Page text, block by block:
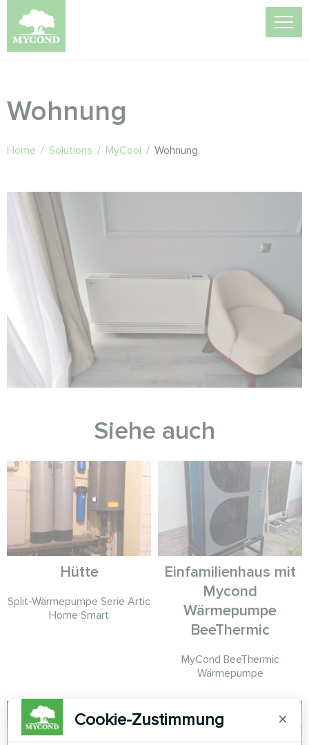
Wohnung
Home / Solutions / MyCool / Wohnung
Siehe auch
Hütte
Split-Wärmepumpe Serie Artic
Home Smart
Einfamilienhaus mit
Mycond
Wärmepumpe
BeeThermic
MyCond BeeThermic
Wärmepumpe
Cookie-Zustimmung ×